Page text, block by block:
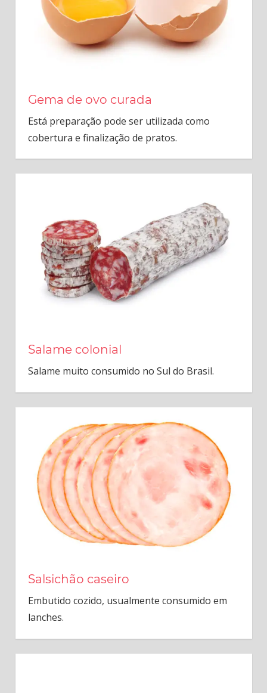
Gema de ovo curada
Está preparação pode ser utilizada como
cobertura e finalização de pratos.
Salame colonial
Salame muito consumido no Sul do Brasil.
Salsichão caseiro
Embutido cozido, usualmente consumido em
lanches.